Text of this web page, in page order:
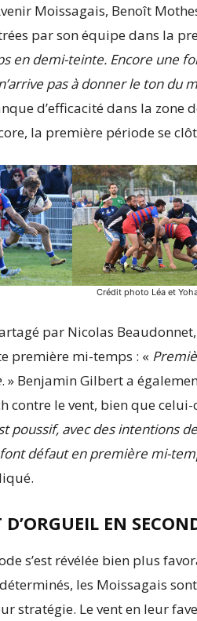
Moissagais, Benoît
par son équipe dans la
en demi-teinte. Encore une
pas à donner le ton du
d’efficacité dans la zone
la première période se
Crédit photo Léa et
par Nicolas
première mi-temps : «
. » Benjamin Gilbert a
contre le vent, bien que
poussif, avec des intentions
défaut en première mi-
EN
s’est révélée bien plus
les Moissagais
stratégie. Le vent en leur